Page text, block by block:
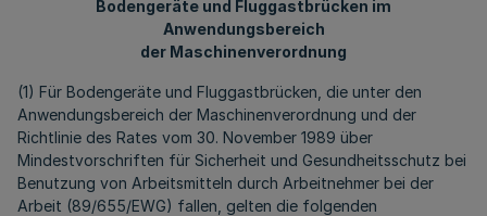
Bodengeräte und Fluggastbrücken im
Anwendungsbereich
der Maschinenverordnung
(1) Für Bodengeräte und Fluggastbrücken, die unter den
Anwendungsbereich der Maschinenverordnung und der
Richtlinie des Rates vom 30. November 1989 über
Mindestvorschriften für Sicherheit und Gesundheitsschutz bei
Benutzung von Arbeitsmitteln durch Arbeitnehmer bei der
Arbeit (89/655/EWG) fallen, gelten die folgenden